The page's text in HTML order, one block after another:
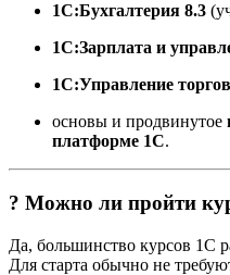
1С:Бухгалтерия 8.3
1С:Зарплата и
1С:Управление
основы и продвинутое
платформе 1С.
? Можно ли пройти
Да, большинство курсов 1С
Для старта обычно не